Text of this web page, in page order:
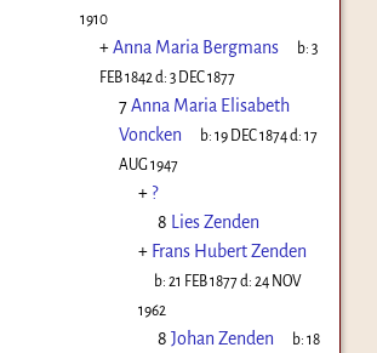
1910
+Anna Maria Bergmans b:3
FEB 1842 d: 3 DEC 1877
7Anna Maria Elisabeth
Voncken
b:19 DEC 1874d:17
AUG 1947
+ ?
8 Lies Zenden
+ Frans Hubert Zenden
b:21 FEB 1877d:24 NOV
1962
8 Johan Zenden b:18